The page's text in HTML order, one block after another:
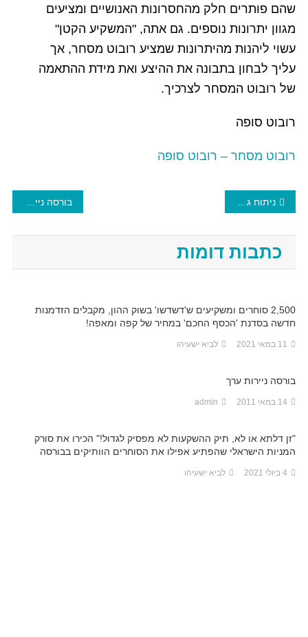
שהם פותרים חלק מהחסרונות האנושיים ומציעים
מגוון יתרונות נוספים. גם אתה, "המשקיע הקטן"
עשוי ליהנות מהיתרונות שמציע רובוט מסחר, אך
עליך לבחון בתבונה את ההיצע ואת מידת ההתאמה
של רובוט המסחר לצרכיך.
רובוט סופה
רובוט מסחר – רובוט סופה
ניתוח גרפים בורסה
כתבות דומות
2,500 סוחרים ומשקיעים ש'דשדשו' בשוק ההון, מקבלים הזדמנות
חדשה בסדנת 'הכסף החכם' במחיר של קפה ומאפה!
11 במאי 2021 לביא ישעיהו
בורסה ניירות ערך
14 במאי 2011 admin
"זן דלתא או לא, תיק ההשקעות לא מפסיק לגדול!" הכירו את סורק
המניות הישראלי שהפתיע אפילו את הסוחרים הוותיקים בבורסה
4 ביולי 2021 לביא ישעיהו